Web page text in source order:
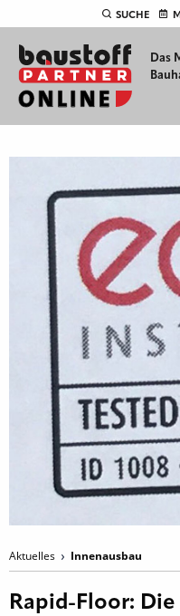
SUCHE
Das
Aktuelles Innenausbau
Rapid-Floor: